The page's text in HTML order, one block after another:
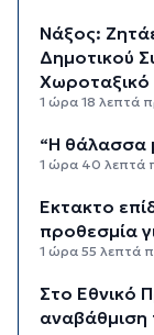
Νάξος:
Δημοτικού
Χωροταξικό
1 ώρα 18 λεπτά
“Η θάλασσα
1 ώρα 40 λεπτά
Έκτακτο
προθεσμία
1 ώρα 55 λεπτά
Στο Εθνικό